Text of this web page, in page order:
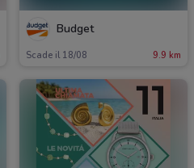
Budget
Scade il 18/08 9.9 km